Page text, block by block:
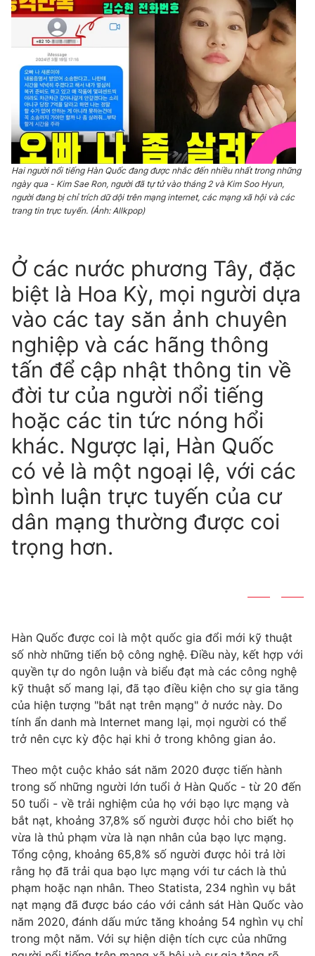
Email:toasoan@vtv.vn
Liên hệ quảng cáo:
024-7300.7108
thông tin từ website này.
Hai người nổi tiếng Hàn Quốc đang được nhắc đến nhiều nhất trong những
ngày qua - Kim Sae Ron, người đã tự tử vào tháng 2 và Kim Soo Hyun,
người đang bị chỉ trích dữ dội trên mạng internet, các mạng xã hội và các
trang tin trực tuyến. (Ảnh: Allkpop)
Ở các nước phương Tây, đặc
biệt là Hoa Kỳ, mọi người dựa
vào các tay săn ảnh chuyên
nghiệp và các hãng thông
tấn để cập nhật thông tin về
đời tư của người nổi tiếng
hoặc các tin tức nóng hổi
khác. Ngược lại, Hàn Quốc
có vẻ là một ngoại lệ, với các
bình luận trực tuyến của cư
dân mạng thường được coi
trọng hơn.
Hàn Quốc được coi là một quốc gia đổi mới kỹ thuật
số nhờ những tiến bộ công nghệ. Điều này, kết hợp với
quyền tự do ngôn luận và biểu đạt mà các công nghệ
kỹ thuật số mang lại, đã tạo điều kiện cho sự gia tăng
của hiện tượng "bắt nạt trên mạng" ở nước này. Do
tính ẩn danh mà Internet mang lại, mọi người có thể
trở nên cực kỳ độc hại khi ở trong không gian ảo.
Theo một cuộc khảo sát năm 2020 được tiến hành
trong số những người lớn tuổi ở Hàn Quốc - từ 20 đến
50 tuổi - về trải nghiệm của họ với bạo lực mạng và
bắt nạt, khoảng 37,8% số người được hỏi cho biết họ
vừa là thủ phạm vừa là nạn nhân của bạo lực mạng.
Tổng cộng, khoảng 65,8% số người được hỏi trả lời
rằng họ đã trải qua bạo lực mạng với tư cách là thủ
phạm hoặc nạn nhân. Theo Statista, 234 nghìn vụ bắt
nạt mạng đã được báo cáo với cảnh sát Hàn Quốc vào
năm 2020, đánh dấu mức tăng khoảng 54 nghìn vụ chỉ
trong một năm. Với sự hiện diện tích cực của những